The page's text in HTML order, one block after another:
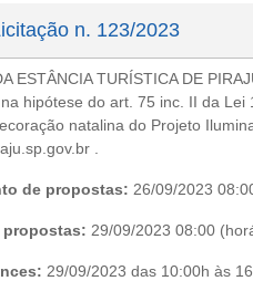
n. 123/2023
ESTÂNCIA TURÍSTICA DE
hipótese do art. 75 inc. II da
natalina do Projeto
.
de propostas: 26/09/2023
propostas: 29/09/2023 08:00
29/09/2023 das 10:00h às